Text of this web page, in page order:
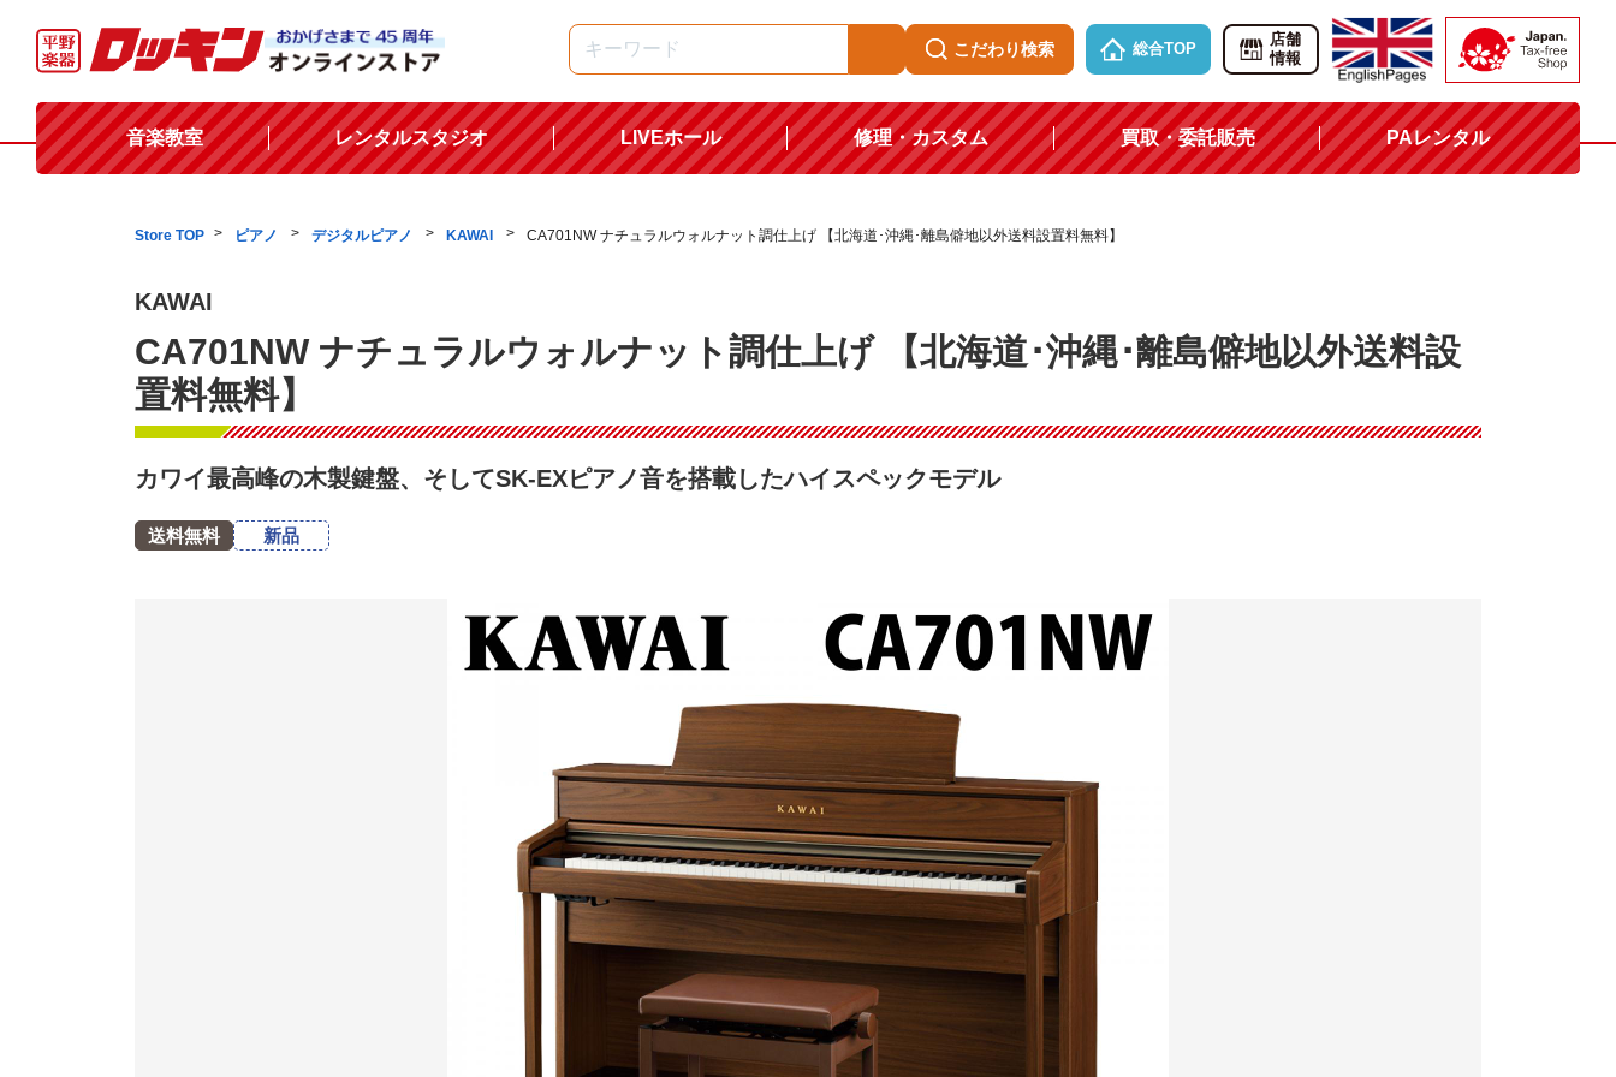
こだわり検索 総合TOP
店舗
情報
音楽教室 レンタルスタジオ LIVEホール 修理・カスタム 買取・委託販売 PAレンタル
Store TOP ピアノ デジタルピアノ KAWAI CA701NW ナチュラルウォルナット調仕上げ 【北海道･沖縄･離島僻地以外送料設置料無料】
KAWAI
CA701NW ナチュラルウォルナット調仕上げ 【北海道･沖縄･離島僻地以外送料設
置料無料】
カワイ最高峰の木製鍵盤、そしてSK-EXピアノ音を搭載したハイスペックモデル
送料無料 新品